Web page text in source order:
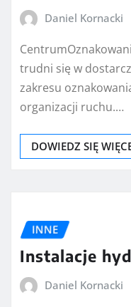
Daniel Kornacki
trudni się w
zakresu
organizacji ruchu.…
DOWIEDZ SIĘ
INNE
Instalacje
Daniel Kornacki